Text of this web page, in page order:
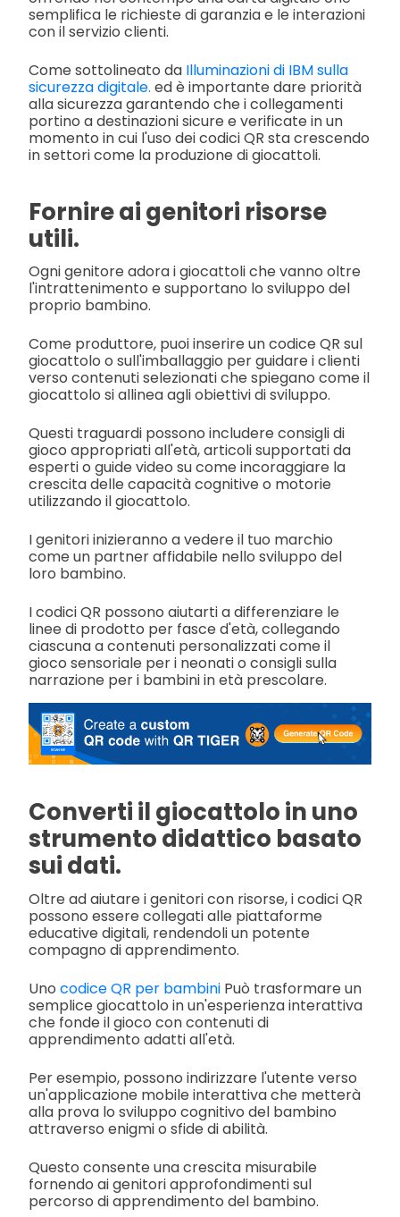
semplifica le richieste di garanzia e le interazioni
con il servizio clienti.
Come sottolineato da Illuminazioni di IBM sulla
sicurezza digitale. ed è importante dare priorità
alla sicurezza garantendo che i collegamenti
portino a destinazioni sicure e verificate in un
momento in cui l'uso dei codici QR sta crescendo
in settori come la produzione di giocattoli.
Fornire ai genitori risorse
utili.
Ogni genitore adora i giocattoli che vanno oltre
l'intrattenimento e supportano lo sviluppo del
proprio bambino.
Come produttore, puoi inserire un codice QR sul
giocattolo o sull'imballaggio per guidare i clienti
verso contenuti selezionati che spiegano come il
giocattolo si allinea agli obiettivi di sviluppo.
Questi traguardi possono includere consigli di
gioco appropriati all'età, articoli supportati da
esperti o guide video su come incoraggiare la
crescita delle capacità cognitive o motorie
utilizzando il giocattolo.
I genitori inizieranno a vedere il tuo marchio
come un partner affidabile nello sviluppo del
loro bambino.
I codici QR possono aiutarti a differenziare le
linee di prodotto per fasce d'età, collegando
ciascuna a contenuti personalizzati come il
gioco sensoriale per i neonati o consigli sulla
narrazione per i bambini in età prescolare.
Converti il giocattolo in uno
strumento didattico basato
sui dati.
Oltre ad aiutare i genitori con risorse, i codici QR
possono essere collegati alle piattaforme
educative digitali, rendendoli un potente
compagno di apprendimento.
Uno codice QR per bambini Può trasformare un
semplice giocattolo in un'esperienza interattiva
che fonde il gioco con contenuti di
apprendimento adatti all'età.
Per esempio, possono indirizzare l'utente verso
un'applicazione mobile interattiva che metterà
alla prova lo sviluppo cognitivo del bambino
attraverso enigmi o sfide di abilità.
Questo consente una crescita misurabile
fornendo ai genitori approfondimenti sul
percorso di apprendimento del bambino.